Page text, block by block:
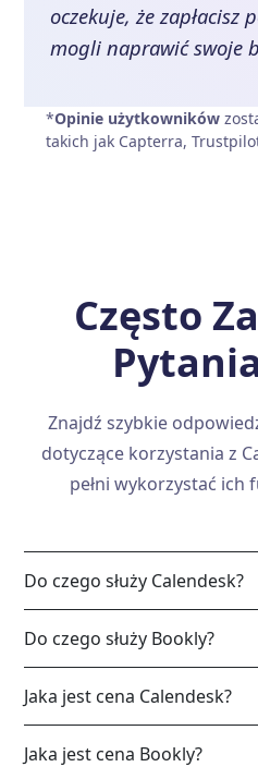
oczekuje, że
mogli naprawić swoje
*Opinie użytkowników
takich jak Capterra,
Często
Znajdź szybkie
dotyczące korzystania z
pełni wykorzystać ich
Do czego służy Calendesk?
Do czego służy Bookly?
Jaka jest cena Calendesk?
Jaka jest cena Bookly?